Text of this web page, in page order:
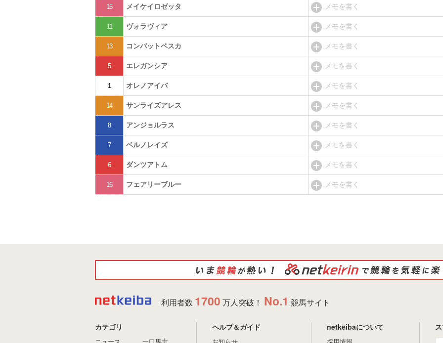
15 メイケイロゼッタ メモを書く
11 ヴォラヴィア メモを書く
13 コンバットペスカ メモを書く
5 エレガンシア メモを書く
1 オレノアイバ メモを書く
14 サンライズアレス メモを書く
8 アンジョルラス メモを書く
7 ベルノレイズ メモを書く
6 ダンツアトム メモを書く
16 フェアリーブルー メモを書く
利用者数 1700 万人突破！ No.1 競馬サイト
カテゴリ ヘルプ＆ガイド netkeibaについて